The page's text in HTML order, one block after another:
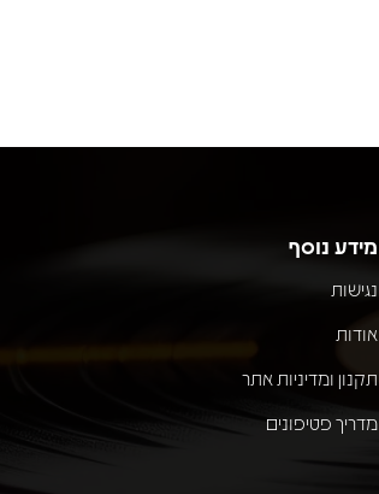
מידע נוסף
נגישות
אודות
תקנון ומדיניות אתר
מדריך פטיפונים